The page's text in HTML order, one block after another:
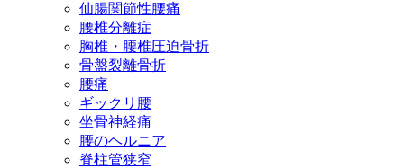
仙腸関節性腰痛
腰椎分離症
胸椎・腰椎圧迫骨折
骨盤裂離骨折
腰痛
ギックリ腰
坐骨神経痛
腰のヘルニア
脊柱管狭窄